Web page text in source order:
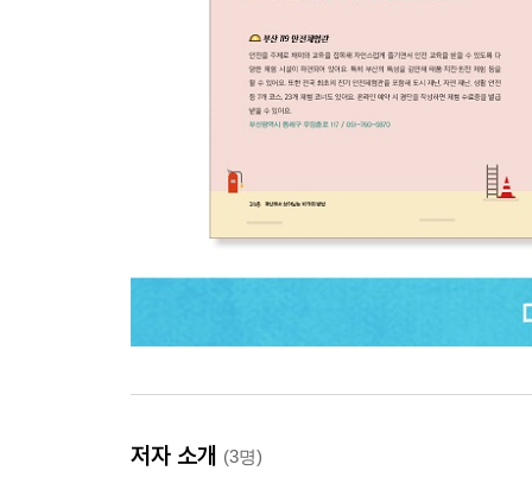
저자 소개 (3명)